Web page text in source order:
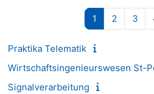
1 Страница 1
2 3
Praktika Telematik
Wirtschaftsingenieurswesen St-
Signalverarbeitung